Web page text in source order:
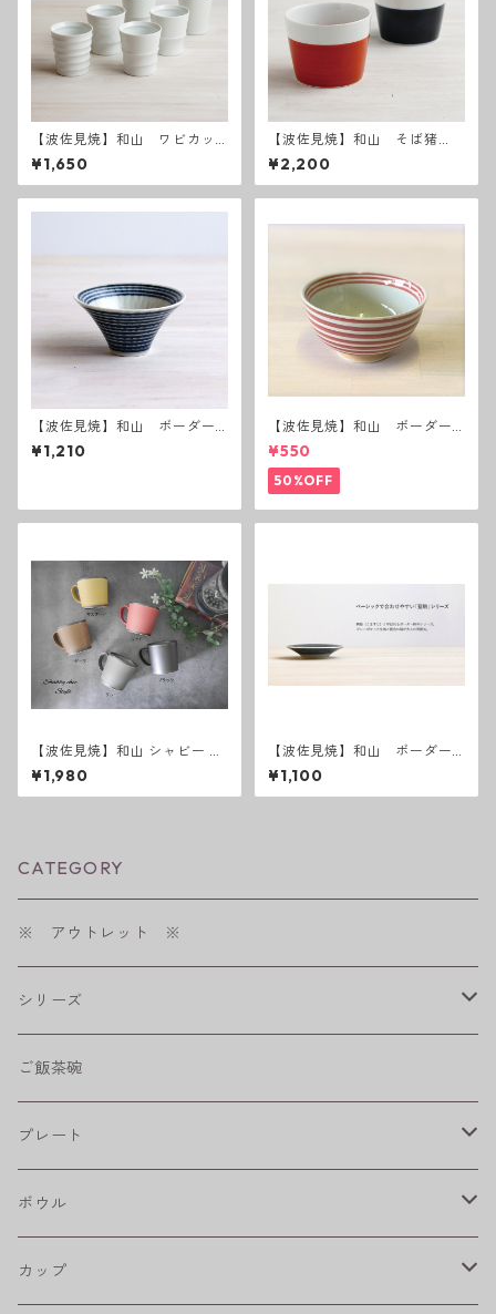
【波佐見焼】和山 ワビカッ
プ 白 - 全6種類 -
¥1,650
【波佐見焼】和山 そば猪
口 半青・半赤2個セット
¥2,200
【波佐見焼】和山 ボーダー
柄「藍駒」反り碗小
¥1,210
【波佐見焼】和山 ボーダー
茶碗 赤
¥550
50%OFF
【波佐見焼】和山 シャビー K
Kマグカップ
¥1,980
【波佐見焼】和山 ボーダー
柄 「藍駒」小皿
¥1,100
CATEGORY
※ アウトレット ※
シリーズ
shabby chic style
フラワーパレード
八角シリーズ
RONDE
ご飯茶碗
プレート
楕円皿
丸皿
ボウル
大鉢
カップ